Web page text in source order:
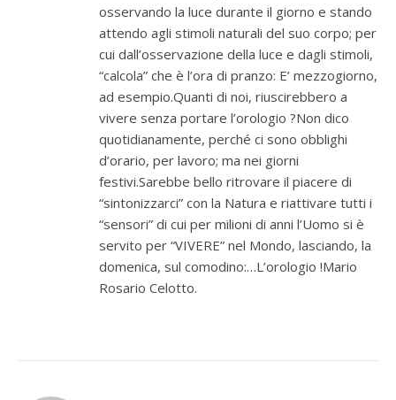
osservando la luce durante il giorno e stando
attendo agli stimoli naturali del suo corpo; per
cui dall’osservazione della luce e dagli stimoli,
“calcola” che è l’ora di pranzo: E’ mezzogiorno,
ad esempio.Quanti di noi, riuscirebbero a
vivere senza portare l’orologio ?Non dico
quotidianamente, perché ci sono obblighi
d’orario, per lavoro; ma nei giorni
festivi.Sarebbe bello ritrovare il piacere di
“sintonizzarci” con la Natura e riattivare tutti i
“sensori” di cui per milioni di anni l’Uomo si è
servito per “VIVERE” nel Mondo, lasciando, la
domenica, sul comodino:…L’orologio !Mario
Rosario Celotto.